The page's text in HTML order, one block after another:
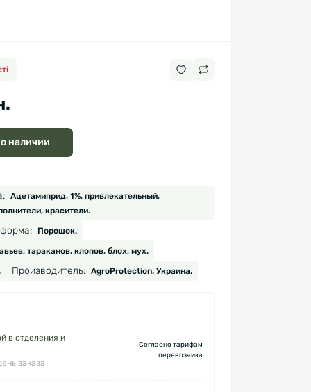
наличии
Ацетамиприд, 1%, привлекательный,
красители.
Порошок.
тараканов, клопов, блох, мух.
Производитель: AgroProtection. Украина.
в отделения и
заказа
Согласно тарифам
перевозчика